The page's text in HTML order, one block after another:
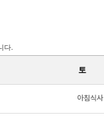
다.
토
아침식사